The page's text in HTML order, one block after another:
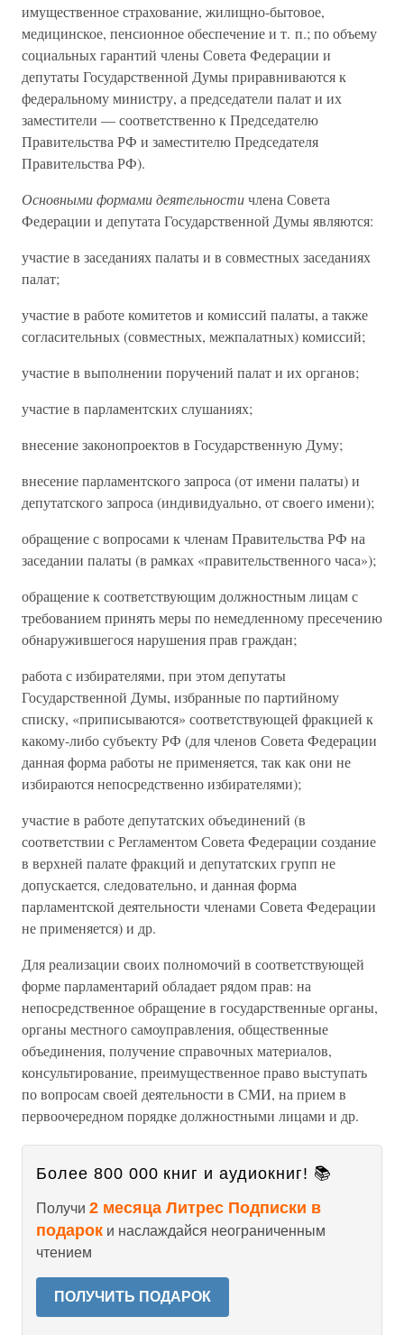
имущественное страхование, жилищно-бытовое,
медицинское, пенсионное обеспечение и т. п.; по объему
социальных гарантий члены Совета Федерации и
депутаты Государственной Думы приравниваются к
федеральному министру, а председатели палат и их
заместители — соответственно к Председателю
Правительства РФ и заместителю Председателя
Правительства РФ).
Основными формами деятельностичлена Совета
Федерации и депутата Государственной Думы являются:
участие в заседаниях палаты и в совместных заседаниях
палат;
участие в работе комитетов и комиссий палаты, а также
согласительных (совместных, межпалатных) комиссий;
участие в выполнении поручений палат и их органов;
участие в парламентских слушаниях;
внесение законопроектов в Государственную Думу;
внесение парламентского запроса (от имени палаты) и
депутатского запроса (индивидуально, от своего имени);
обращение с вопросами к членам Правительства РФ на
заседании палаты (в рамках «правительственного часа»);
обращение к соответствующим должностным лицам с
требованием принять меры по немедленному пресечению
обнаружившегося нарушения прав граждан;
работа с избирателями, при этом депутаты
Государственной Думы, избранные по партийному
списку, «приписываются» соответствующей фракцией к
какому-либо субъекту РФ (для членов Совета Федерации
данная форма работы не применяется, так как они не
избираются непосредственно избирателями);
участие в работе депутатских объединений (в
соответствии с Регламентом Совета Федерации создание
в верхней палате фракций и депутатских групп не
допускается, следовательно, и данная форма
парламентской деятельности членами Совета Федерации
не применяется) и др.
Для реализации своих полномочий в соответствующей
форме парламентарий обладает рядом прав: на
непосредственное обращение в государственные органы,
органы местного самоуправления, общественные
объединения, получение справочных материалов,
консультирование, преимущественное право выступать
по вопросам своей деятельности в СМИ, на прием в
первоочередном порядке должностными лицами и др.
Более 800 000 книг и аудиокниг! 📚
Получи 2 месяца Литрес Подписки в
подарок и наслаждайся неограниченным
чтением
ПОЛУЧИТЬ ПОДАРОК